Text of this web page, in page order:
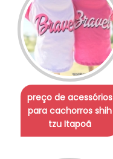
preço de acessórios
para cachorros shih
tzu Itapoã